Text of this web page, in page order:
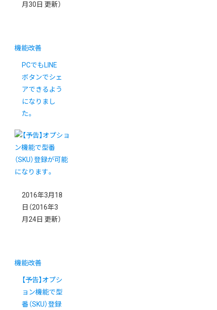
月30日 更新）
機能改善
PCでもLINE
ボタンでシェ
アできるよう
になりまし
た。
2016年3月18
日 （2016年3
月24日 更新）
機能改善
【予告】オプシ
ョン機能で型
番（SKU）登録